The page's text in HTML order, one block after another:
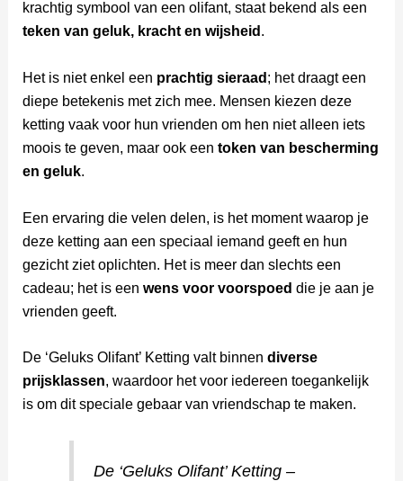
krachtig symbool van een olifant, staat bekend als een
teken van geluk, kracht en wijsheid .
Het is niet enkel een prachtig sieraad ; het draagt een
diepe betekenis met zich mee. Mensen kiezen deze
ketting vaak voor hun vrienden om hen niet alleen iets
moois te geven, maar ook een token van bescherming
en geluk.
Een ervaring die velen delen, is het moment waarop je
deze ketting aan een speciaal iemand geeft en hun
gezicht ziet oplichten. Het is meer dan slechts een
cadeau; het is een wens voor voorspoed die je aan je
vrienden geeft.
De ‘Geluks Olifant’ Ketting valt binnen diverse
prijsklassen, waardoor het voor iedereen toegankelijk
is om dit speciale gebaar van vriendschap te maken.
De ‘Geluks Olifant’ Ketting –